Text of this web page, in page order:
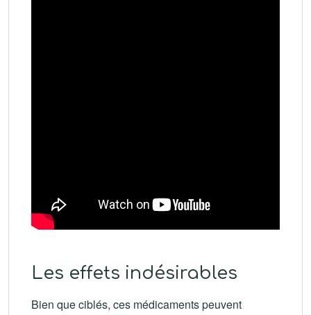
Les effets indésirables
Bien que ciblés, ces médicaments peuvent